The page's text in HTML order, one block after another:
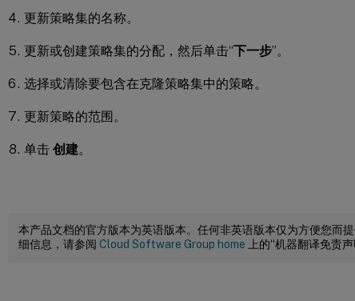
更新策略集的名称。
更新或创建策略集的分配，然后单击“下一步”。
选择或清除要包含在克隆策略集中的策略。
更新策略的范围。
单击 创建。
本产品文档的官方版本为英语版本。任何非英语版本仅为方便您而
细信息，请参阅 Cloud Software Group home 上的“机器翻译免责声